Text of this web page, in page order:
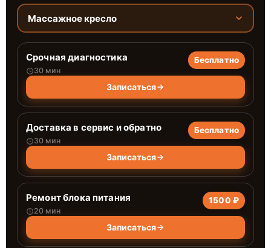
Массажное кресло
Срочная диагностика
30 мин
Бесплатно
Записаться
Доставка в сервис и обратно
30 мин
Бесплатно
Записаться
Ремонт блока питания
20 мин
1500 ₽
Записаться